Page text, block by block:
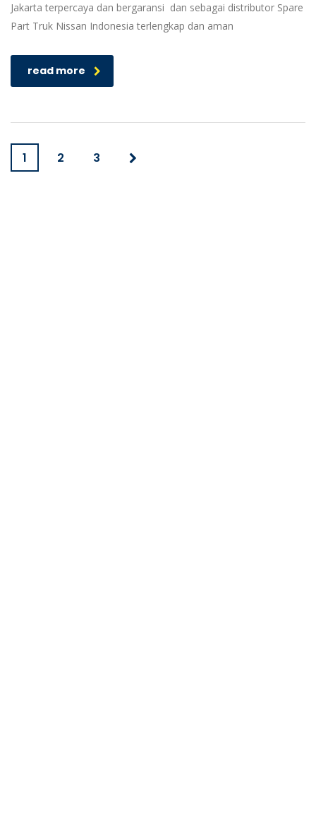
Jakarta terpercaya dan bergaransi dan sebagai distributor Spare
Part Truk Nissan Indonesia terlengkap dan aman
read more
1 2 3